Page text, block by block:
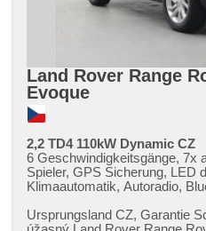
Land Rover Range
Evoque
2,2 TD4 110kW Dynamic CZ
6 Geschwindigkeitsgänge, 7x
Spieler, GPS Sicherung, LED
Klimaautomatik, Autoradio,
Beifahrerairbagdeaktivierung,
Ursprungsland CZ,​ Garantie